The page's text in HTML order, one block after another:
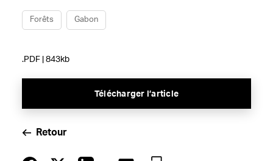
Forêts Gabon
.PDF | 843kb
Télécharger l’article
Retour